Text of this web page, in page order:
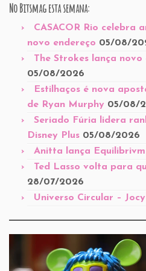
No Bitsmag esta semana:
CASACOR Rio celebra
novo endereço 05/08/
The Strokes lança
05/08/2026
Estilhaços é nova
de Ryan Murphy 05/08/
Seriado Fúria lidera
Disney Plus 05/08/2026
Anitta lança
Ted Lasso volta para
28/07/2026
Universo Circular –